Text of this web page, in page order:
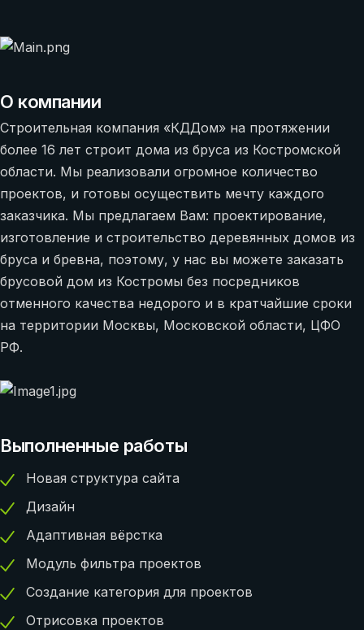
О компании
Строительная компания «КДДом» на протяжении
более 16 лет строит дома из бруса из Костромской
области. Мы реализовали огромное количество
проектов, и готовы осуществить мечту каждого
заказчика. Мы предлагаем Вам: проектирование,
изготовление и строительство деревянных домов из
бруса и бревна, поэтому, у нас вы можете заказать
брусовой дом из Костромы без посредников
отменного качества недорого и в кратчайшие сроки
на территории Москвы, Московской области, ЦФО
РФ.
Выполненные работы
Новая структура сайта
Дизайн
Адаптивная вёрстка
Модуль фильтра проектов
Создание категория для проектов
Отрисовка проектов